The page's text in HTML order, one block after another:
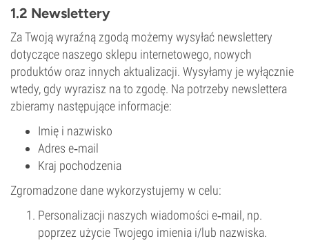
1.2 Newslettery
Za Twoją wyraźną zgodą możemy wysyłać newslettery
dotyczące naszego sklepu internetowego, nowych
produktów oraz innych aktualizacji. Wysyłamy je wyłącznie
wtedy, gdy wyrazisz na to zgodę. Na potrzeby newslettera
zbieramy następujące informacje:
Imię i nazwisko
Adres e‑mail
Kraj pochodzenia
Zgromadzone dane wykorzystujemy w celu:
Personalizacji naszych wiadomości e‑mail, np.
poprzez użycie Twojego imienia i/lub nazwiska.